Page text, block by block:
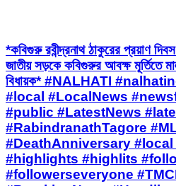
*কবিগুরু রবীন্দ্রনাথ ঠাকুরের প্রয়াণ
জাতীয় সড়কে কবিগুরুর আবক্ষ মূর্তিতে
বিধায়ক* #NALHATI
#local #LocalNews
#public #LatestNews
#RabindranathTagore
#DeathAnniversary
#highlights #highlits
#followerseveryone